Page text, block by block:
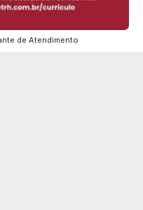
de Atendimento